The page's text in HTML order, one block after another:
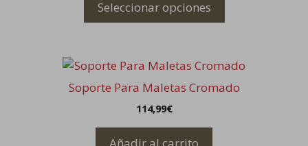
Seleccionar opciones
Soporte Para Maletas Cromado
114,99€
Añadir al carrito